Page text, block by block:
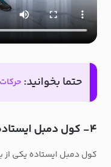
حتما بخوانید:
۴- کول دمبل ایستاده از انواع حرکات کول با دمبل
کول دمبل ایستاده یکی از